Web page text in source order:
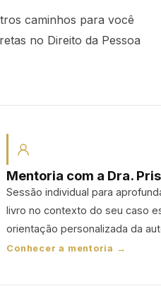
caminhos para você
no Direito da Pessoa
Mentoria com a Dra.
Sessão individual para
livro no contexto do seu caso
orientação personalizada da
Conhecer a mentoria →